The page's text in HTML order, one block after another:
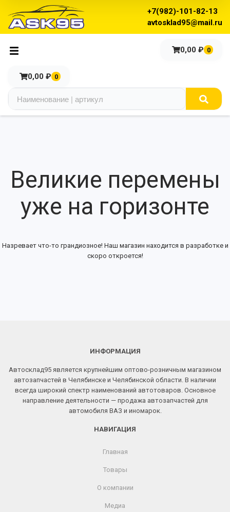
+7(982)-101-82-13
avtosklad95@mail.ru
0,00 ₽ 0
0,00 ₽ 0
Великие перемены
уже на горизонте
Назревает что-то грандиозное! Наш магазин находится в разработке и
скоро откроется!
ИНФОРМАЦИЯ
Автосклад95 является крупнейшим оптово-розничным магазином
автозапчастей в Челябинске и Челябинской области. В наличии
всегда широкий спектр наименований автотоваров. Основное
направление деятельности — продажа автозапчастей для
автомобиля ВАЗ и иномарок.
НАВИГАЦИЯ
Главная
Товары
О компании
Медиа